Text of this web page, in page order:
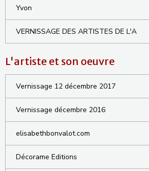
Yvon
VERNISSAGE DES ARTISTES DE L'A
L'artiste et son oeuvre
Vernissage 12 décembre 2017
Vernissage décembre 2016
elisabethbonvalot.com
Décorame Editions